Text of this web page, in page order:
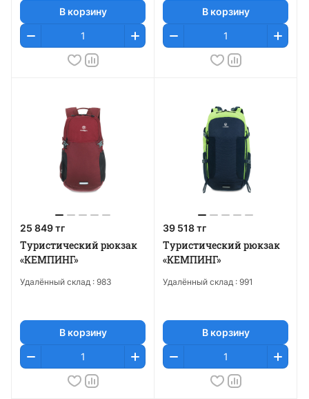
В корзину В корзину
25 849 тг
Туристический рюкзак
«КЕМПИНГ»
Удалённый склад : 983
В корзину
39 518 тг
Туристический рюкзак
«КЕМПИНГ»
Удалённый склад : 991
В корзину